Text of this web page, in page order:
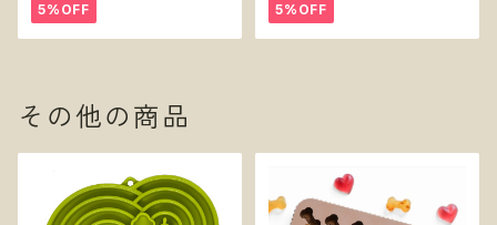
5%OFF 5%OFF
その他の商品